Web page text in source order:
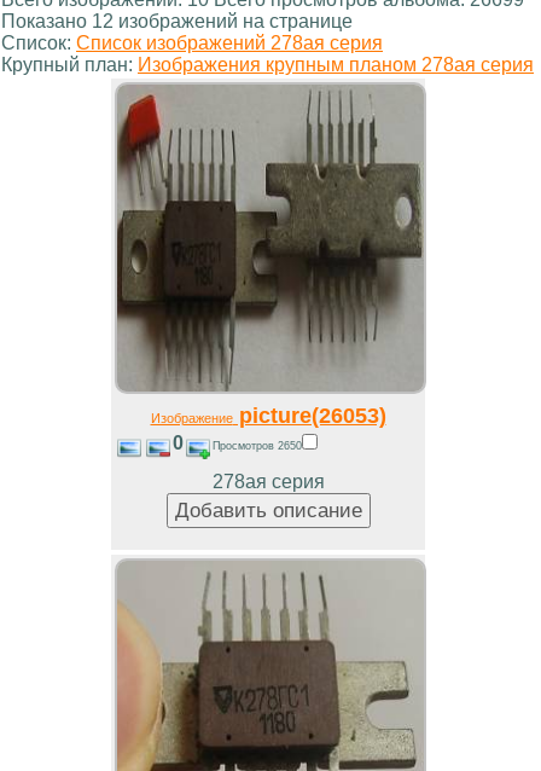
Показано 12 изображений на странице
Список: Список изображений 278ая серия
Крупный план: Изображения крупным планом 278ая серия
Изображениеpicture(26053)
0 Просмотров 2650
278ая серия